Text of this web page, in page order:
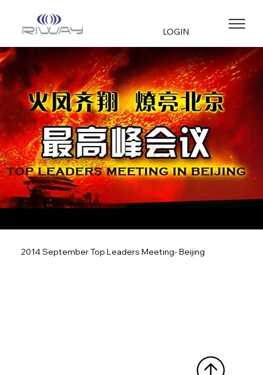
LOGIN
2014 September Top Leaders Meeting- Beijing